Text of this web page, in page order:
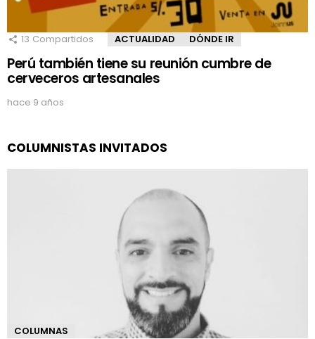
13 Compartidos ACTUALIDAD DÓNDE IR
Perú también tiene su reunión cumbre de
cerveceros artesanales
hace 9 años
COLUMNISTAS INVITADOS
COLUMNAS